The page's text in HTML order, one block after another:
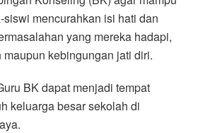
mencurahkan isi hati dan
yang mereka hadapi,
kebingungan jati diri.
BK dapat menjadi tempat
keluarga besar sekolah di